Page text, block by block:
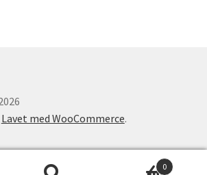
Lavet med WooCommerce.
0